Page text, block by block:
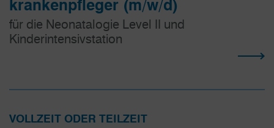
kranken­pfleger (m/w/d)
für die Neonatalogie Level II und
Kinderintensivstation
VOLLZEIT ODER TEILZEIT